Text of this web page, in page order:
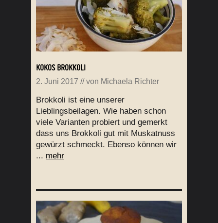
KOKOS BROKKOLI
2. Juni 2017 // von Michaela Richter
Brokkoli ist eine unserer
Lieblingsbeilagen. Wie haben schon
viele Varianten probiert und gemerkt
dass uns Brokkoli gut mit Muskatnuss
gewürzt schmeckt. Ebenso können wir
... mehr